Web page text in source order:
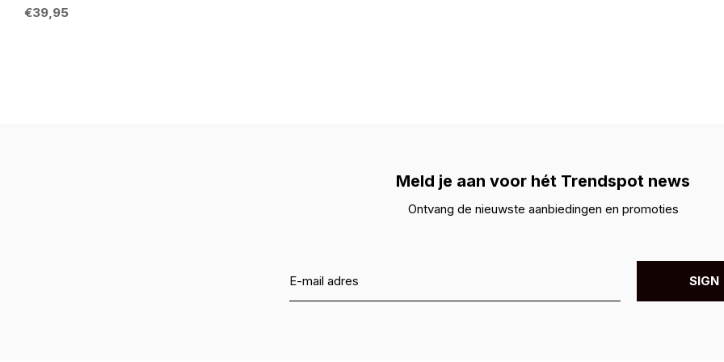
€39,95
Meld je aan voor hét Trendspot news
Ontvang de nieuwste aanbiedingen en promoties
SIGN